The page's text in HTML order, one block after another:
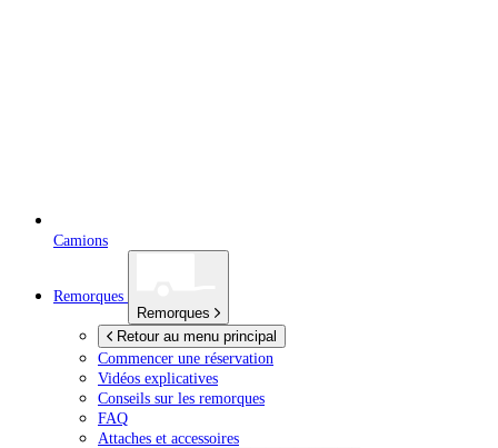
Camions
Remorques
Remorques
Retour au menu principal
Commencer une réservation
Vidéos explicatives
Conseils sur les remorques
FAQ
Attaches et accessoires